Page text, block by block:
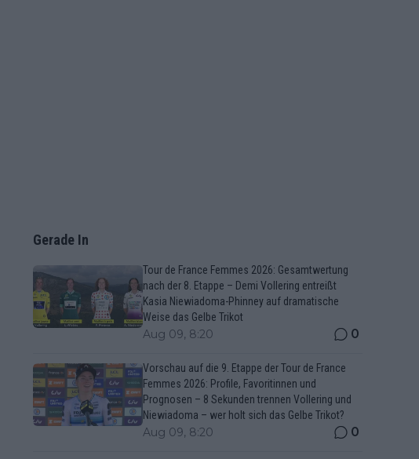
Gerade In
Tour de France Femmes 2026: Gesamtwertung
nach der 8. Etappe – Demi Vollering entreißt
Kasia Niewiadoma-Phinney auf dramatische
Weise das Gelbe Trikot
Aug 09, 8:20 0
Vorschau auf die 9. Etappe der Tour de France
Femmes 2026: Profile, Favoritinnen und
Prognosen – 8 Sekunden trennen Vollering und
Niewiadoma – wer holt sich das Gelbe Trikot?
Aug 09, 8:20 0